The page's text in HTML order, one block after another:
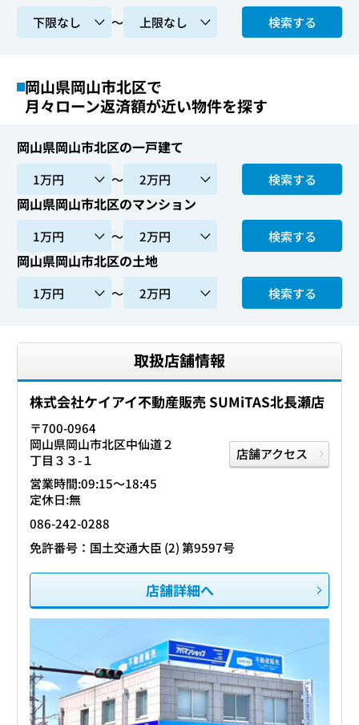
〜 検索する
岡山県岡山市北区で
月々ローン返済額が近い物件を探す
岡山県岡山市北区の一戸建て
〜 検索する
岡山県岡山市北区のマンション
〜 検索する
岡山県岡山市北区の土地
〜 検索する
取扱店舗情報
株式会社ケイアイ不動産販売 SUMiTAS北長瀬店
〒700-0964
岡山県岡山市北区中仙道２
丁目３３-１
店舗アクセス
営業時間:09:15〜18:45
定休日:無
086-242-0288
免許番号：国土交通大臣 (2) 第9597号
店舗詳細へ